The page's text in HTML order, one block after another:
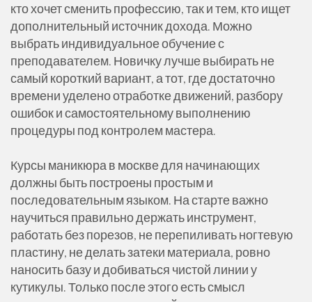
кто хочет сменить профессию, так и тем, кто ищет
дополнительный источник дохода. Можно
выбрать индивидуальное обучение с
преподавателем. Новичку лучше выбирать не
самый короткий вариант, а тот, где достаточно
времени уделено отработке движений, разбору
ошибок и самостоятельному выполнению
процедуры под контролем мастера.
Курсы маникюра в москве для начинающих
должны быть построены простым и
последовательным языком. На старте важно
научиться правильно держать инструмент,
работать без порезов, не перепиливать ногтевую
пластину, не делать затеки материала, ровно
наносить базу и добиваться чистой линии у
кутикулы. Только после этого есть смысл